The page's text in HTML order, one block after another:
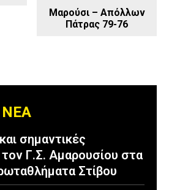
Μαρούσι – Απόλλων
Πάτρας 79-76
ΝΕΑ
σημαντικές
τον Γ.Σ. Αμαρουσίου στα
Στίβου